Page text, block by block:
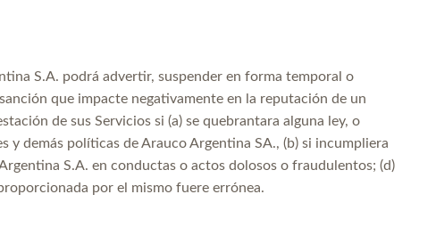
S.A. podrá advertir, suspender en forma temporal o
que impacte negativamente en la reputación de un
de sus Servicios si (a) se quebrantara alguna ley, o
y demás políticas de Arauco Argentina SA., (b) si incumpliera
S.A. en conductas o actos dolosos o fraudulentos; (d)
por el mismo fuere errónea.